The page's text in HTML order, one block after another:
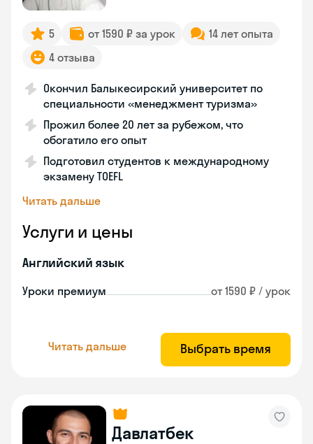
5 от 1590 ₽ за урок
14 лет опыта
4 отзыва
Окончил Балыкесирский университет по
специальности «менеджмент туризма»
Прожил более 20 лет за рубежом, что
обогатило его опыт
Подготовил студентов к международному
экзамену TOEFL
Читать дальше
Услуги и цены
Английский язык
Уроки премиум от 1590 ₽ / урок
Читать дальше Выбрать время
Давлатбек